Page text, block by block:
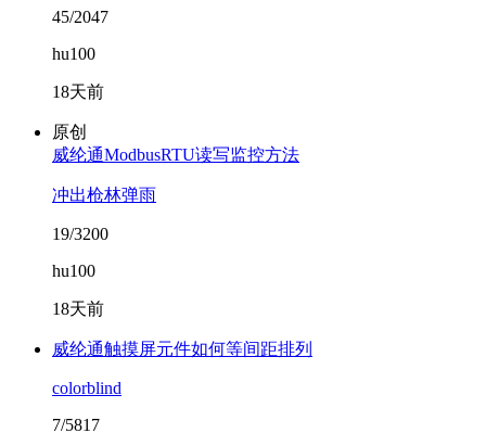
45/2047
hu100
18天前
原创
威纶通ModbusRTU读写监控方法
冲出枪林弹雨
19/3200
hu100
18天前
威纶通触摸屏元件如何等间距排列
colorblind
7/5817